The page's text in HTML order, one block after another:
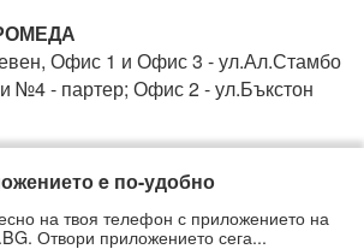
Офис 1 и Офис 3 - ул.Ал.Стамбо
№4 - партер; Офис 2 - ул.Бъкстон
e по-удобно
на твоя телефон с приложението на
Отвори приложението сега...